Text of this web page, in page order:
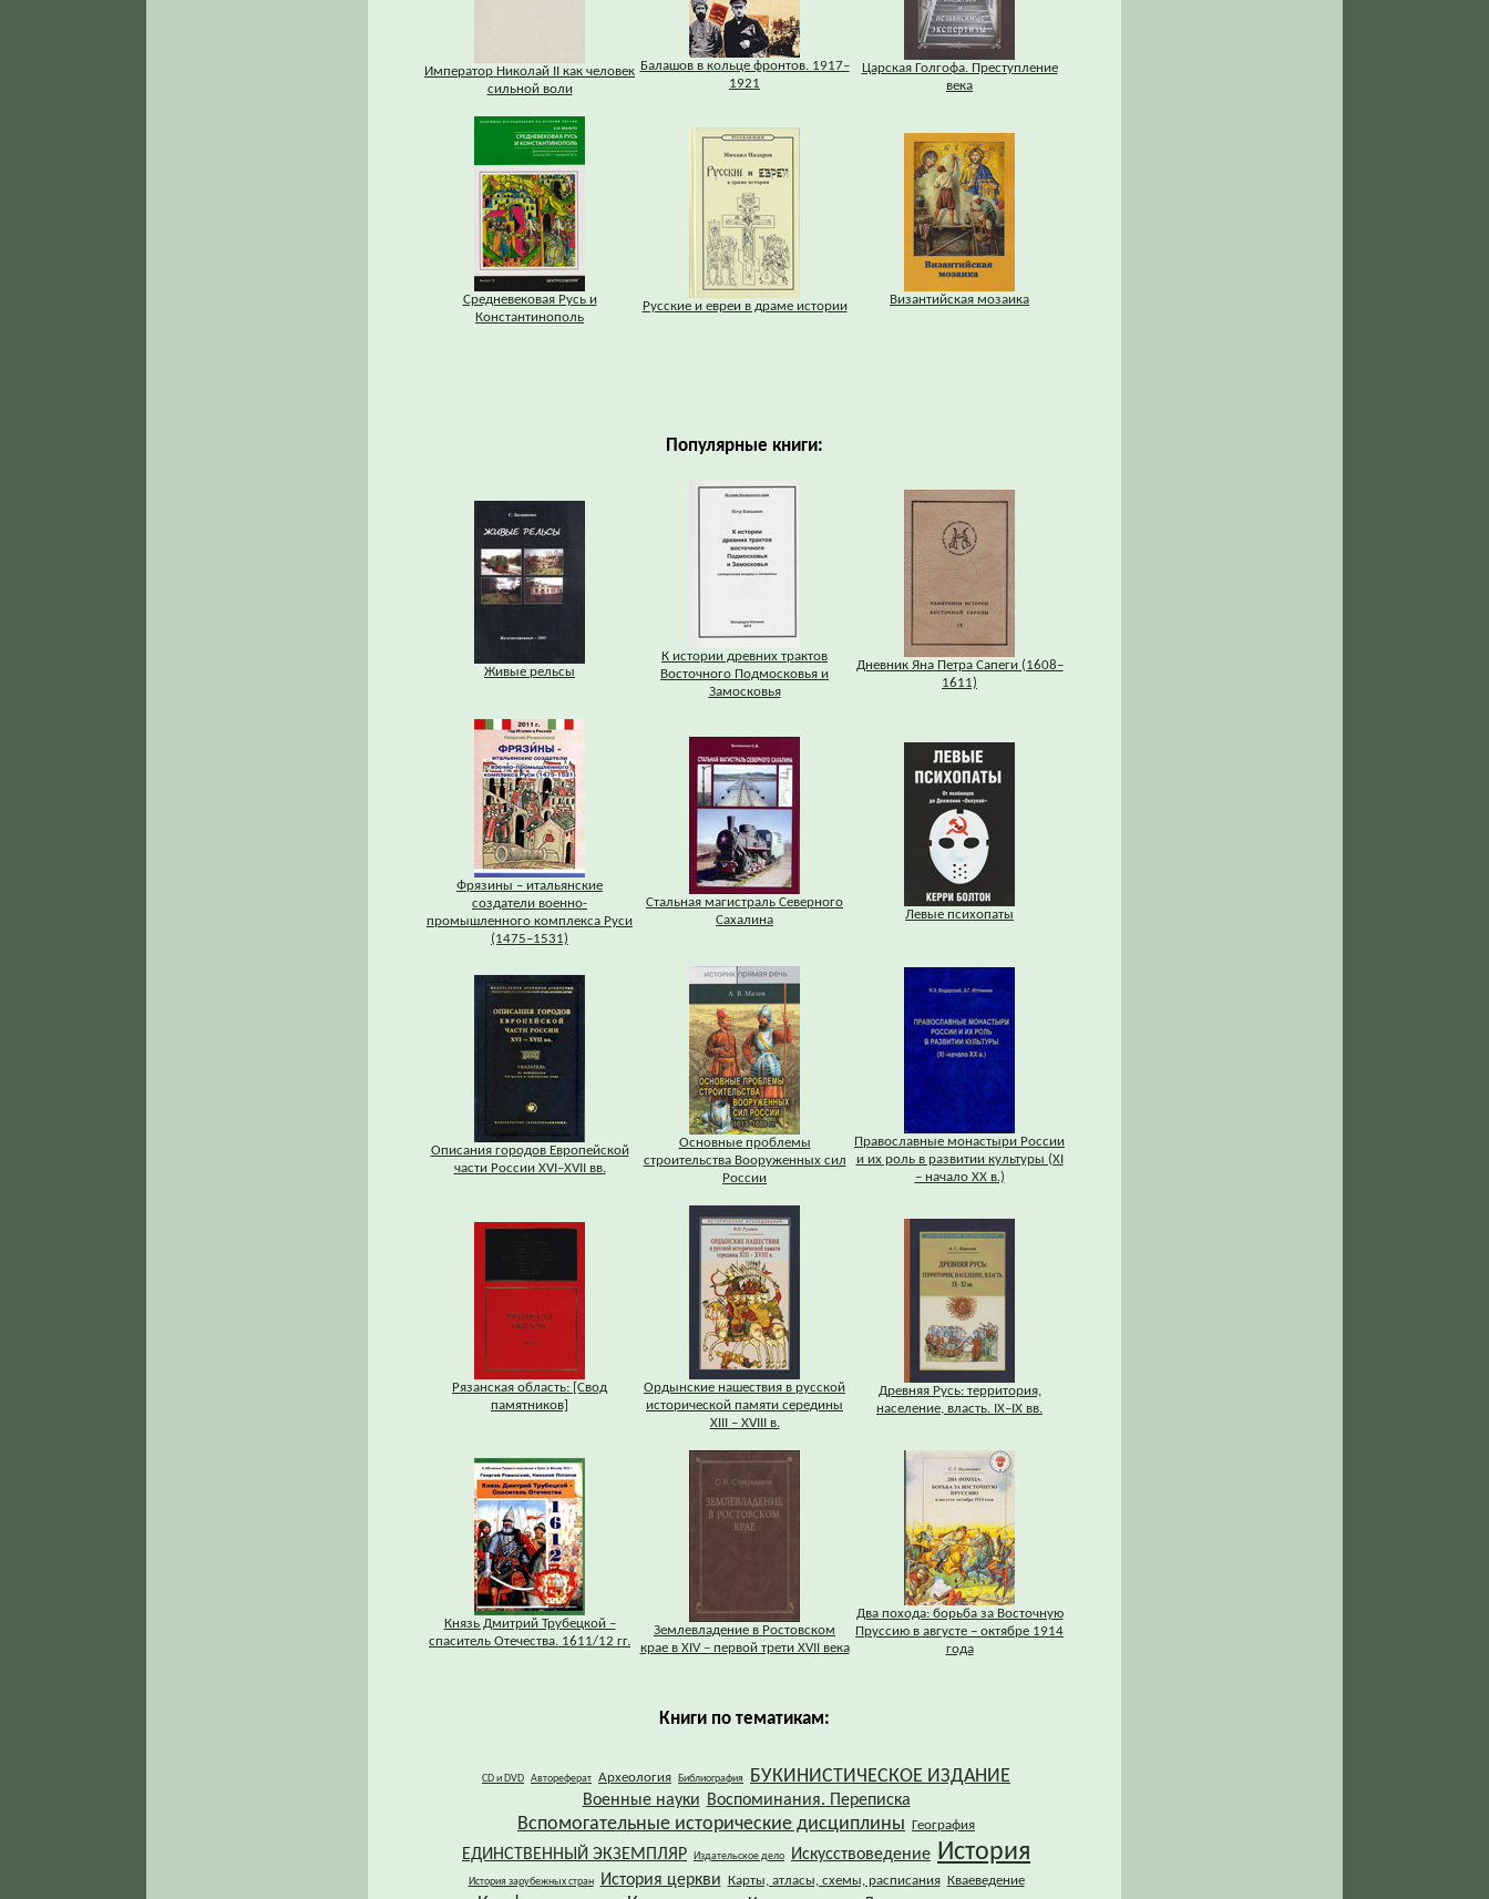
Император Николай II как человек
сильной воли
Балашов в кольце фронтов. 1917–
1921
Царская Голгофа. Преступление
века
Средневековая Русь и
Константинополь
Русские и евреи в драме истории Византийская мозаика
Популярные книги:
Живые рельсы
К истории древних трактов
Восточного Подмосковья и
Замосковья
Дневник Яна Петра Сапеги (1608–
1611)
Фрязины – итальянские
создатели военно-
промышленного комплекса Руси
(1475–1531)
Стальная магистраль Северного
Сахалина
Левые психопаты
Описания городов Европейской
части России XVI–XVII вв.
Основные проблемы
строительства Вооруженных сил
России
Православные монастыри России
и их роль в развитии культуры (XI
– начало XX в.)
Рязанская область: [Свод
памятников]
Ордынские нашествия в русской
исторической памяти середины
XIII – XVIII в.
Древняя Русь: территория,
население, власть. IХ–IХ вв.
Князь Дмитрий Трубецкой –
спаситель Отечества. 1611/12 гг.
Землевладение в Ростовском
крае в XIV – первой трети XVII века
Два похода: борьба за Восточную
Пруссию в августе – октябре 1914
года
Книги по тематикам:
CD и DVD Автореферат Археология Библиография БУКИНИСТИЧЕСКОЕ ИЗДАНИЕ
Военные науки Воспоминания. Переписка
Вспомогательные исторические дисциплины География
ЕДИНСТВЕННЫЙ ЭКЗЕМПЛЯР Издательское дело Искусствоведение История
История зарубежных стран История церкви Карты, атласы, схемы, расписания Кваеведение